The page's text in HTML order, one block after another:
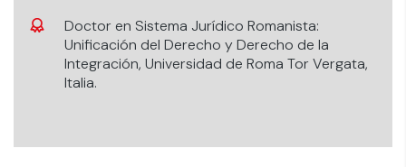
Doctor en Sistema Jurídico Romanista:
Unificación del Derecho y Derecho de la
Integración, Universidad de Roma Tor Vergata,
Italia.